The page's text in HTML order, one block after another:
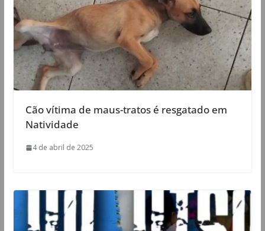
Cão vítima de maus-tratos é resgatado em
Natividade
4 de abril de 2025